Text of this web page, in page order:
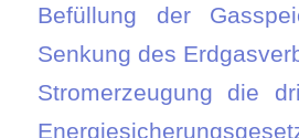
Befüllung der
Senkung des
Stromerzeugung die